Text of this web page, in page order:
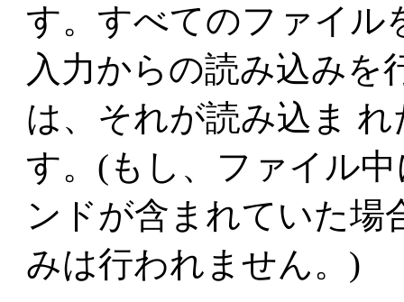
す。すべてのファイル
入力からの読み込みを
は、それが読み込ま
す。(もし、ファイル
ンドが含まれていた場
みは行われません。)